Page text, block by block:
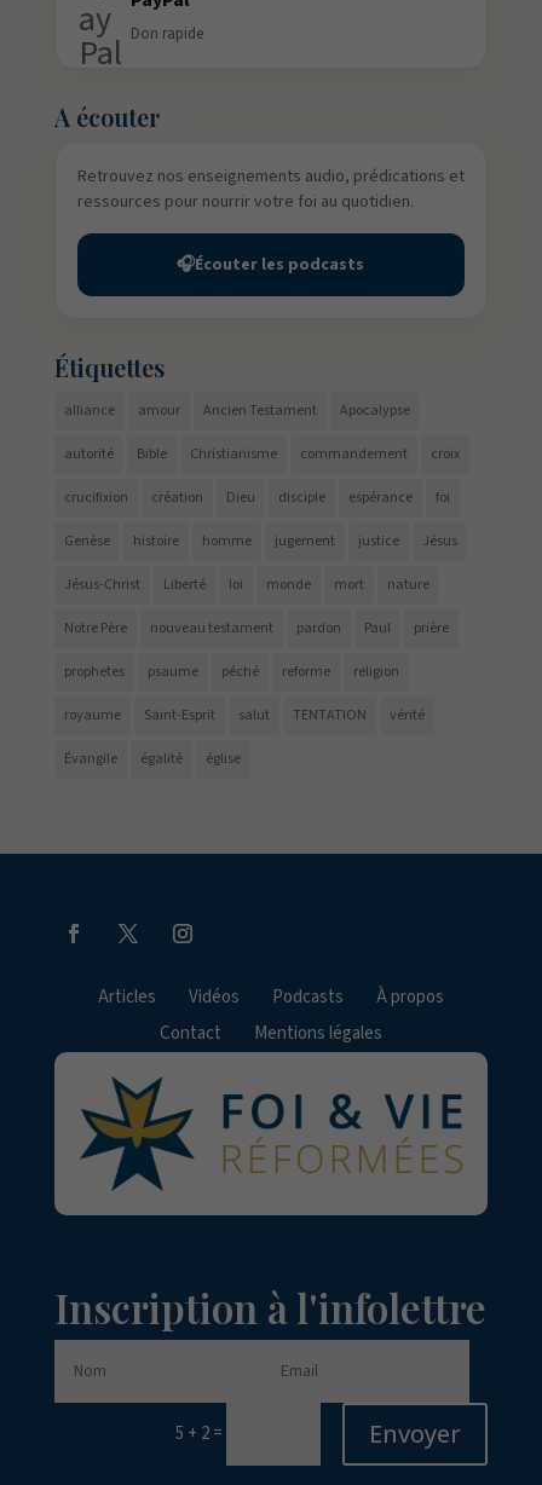
Don rapide
A écouter
Retrouvez nos enseignements audio, prédications et
ressources pour nourrir votre foi au quotidien.
🎧Écouter les podcasts
Étiquettes
alliance amour Ancien Testament Apocalypse
autorité Bible Christianisme commandement croix
crucifixion création Dieu disciple espérance foi
Genèse histoire homme jugement justice Jésus
Jésus-Christ Liberté loi monde mort nature
Notre Père nouveau testament pardon Paul prière
prophetes psaume péché reforme religion
royaume Saint-Esprit salut TENTATION vérité
Évangile égalité église
Articles Vidéos Podcasts
À propos
Contact
Mentions légales
Inscription à l'infolettre
5 + 2= Envoyer